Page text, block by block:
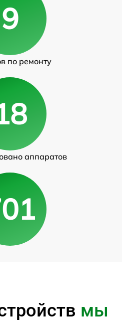
9
по ремонту
аппаратов
мы